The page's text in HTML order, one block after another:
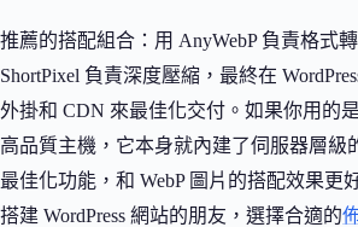
推薦的搭配組合：用 AnyWebP 負責格式
ShortPixel 負責深度壓縮，最終在
外掛和 CDN 來最佳化交付。如果你用的
高品質主機，它本身就內建了伺服器層級
最佳化功能，和 WebP 圖片的搭配效果更
搭建 WordPress 網站的朋友，選擇合適的